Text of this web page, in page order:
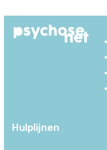
naar
Hulplijnen